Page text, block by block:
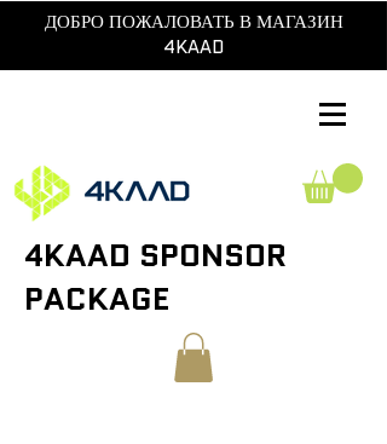
ДОБРО ПОЖАЛОВАТЬ В МАГАЗИН
4KAAD
4KAAD SPONSOR
PACKAGE